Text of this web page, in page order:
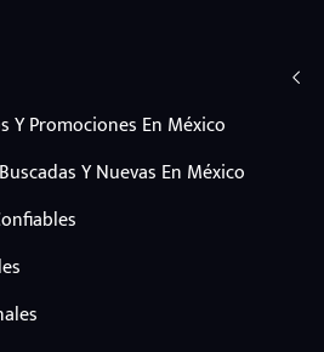
Y Promociones En México
Y Nuevas En México